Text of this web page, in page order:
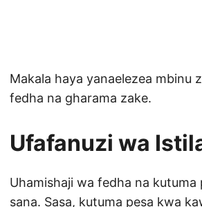
Makala haya yanaelezea mbinu
fedha na gharama zake.
Ufafanuzi wa
Uhamishaji wa fedha na kutuma
sana. Sasa, kutuma pesa kwa